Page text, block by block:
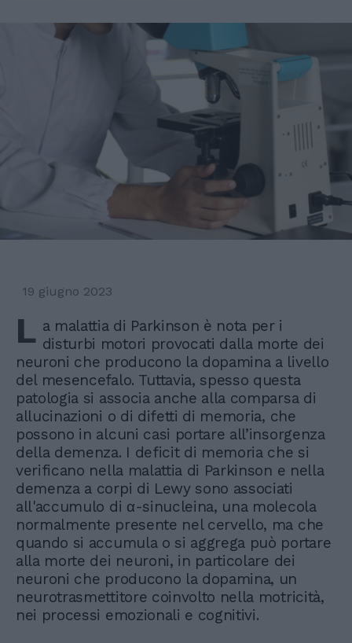
19 giugno 2023
L a malattia di Parkinson è nota per i
disturbi motori provocati dalla morte dei
neuroni che producono la dopamina a livello
del mesencefalo. Tuttavia, spesso questa
patologia si associa anche alla comparsa di
allucinazioni o di difetti di memoria, che
possono in alcuni casi portare all’insorgenza
della demenza. I deficit di memoria che si
verificano nella malattia di Parkinson e nella
demenza a corpi di Lewy sono associati
all'accumulo di α-sinucleina, una molecola
normalmente presente nel cervello, ma che
quando si accumula o si aggrega può portare
alla morte dei neuroni, in particolare dei
neuroni che producono la dopamina, un
neurotrasmettitore coinvolto nella motricità,
nei processi emozionali e cognitivi.